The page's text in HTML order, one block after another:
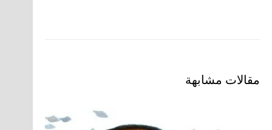
مقالات مشابهة